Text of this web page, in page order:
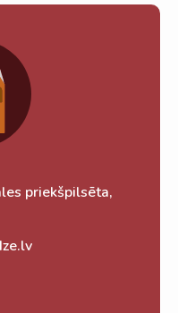
priekšpilsēta,